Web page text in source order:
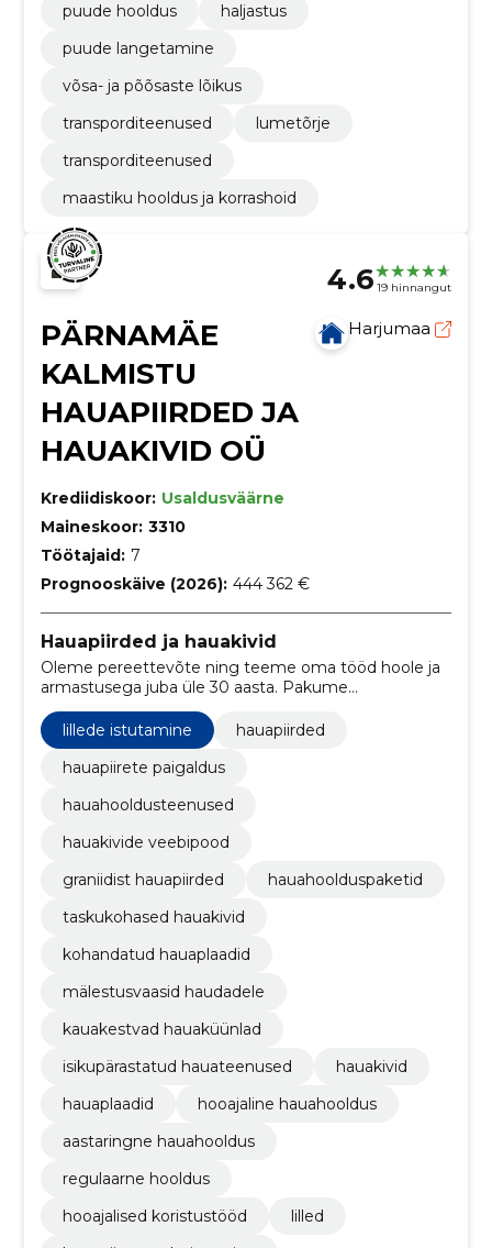
puude hooldus
haljastus
puude langetamine
võsa- ja põõsaste lõikus
transporditeenused
lumetõrje
transporditeenused
maastiku hooldus ja korrashoid
4.6 19 hinnangut
PÄRNAMÄE
KALMISTU
HAUAPIIRDED JA
HAUAKIVID OÜ
Harjumaa
Krediidiskoor: Usaldusväärne
Maineskoor: 3310
Töötajaid: 7
Prognooskäive (2026): 444 362 €
Hauapiirded ja hauakivid
Oleme pereettevõte ning teeme oma tööd hoole ja
armastusega juba üle 30 aasta. Pakume
mitmesuguseid kalmistuteenuseid Tallinna
kalmistutel ja ka teistel Eestimaa kalmistutel.
lillede istutamine
hauapiirded
hauapiirete paigaldus
hauahooldusteenused
hauakivide veebipood
graniidist hauapiirded
hauahoolduspaketid
taskukohased hauakivid
kohandatud hauaplaadid
mälestusvaasid haudadele
kauakestvad hauaküünlad
isikupärastatud hauateenused
hauakivid
hauaplaadid
hooajaline hauahooldus
aastaringne hauahooldus
regulaarne hooldus
hooajalised koristustööd
lilled